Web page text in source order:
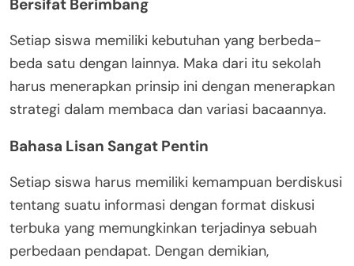
Bersifat Berimbang
Setiap siswa memiliki kebutuhan yang berbeda-
beda satu dengan lainnya. Maka dari itu sekolah
harus menerapkan prinsip ini dengan menerapkan
strategi dalam membaca dan variasi bacaannya.
Bahasa Lisan Sangat Pentin
Setiap siswa harus memiliki kemampuan berdiskusi
tentang suatu informasi dengan format diskusi
terbuka yang memungkinkan terjadinya sebuah
perbedaan pendapat. Dengan demikian,